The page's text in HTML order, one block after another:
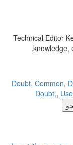
Technical
Doubt, Common
Doubt,,